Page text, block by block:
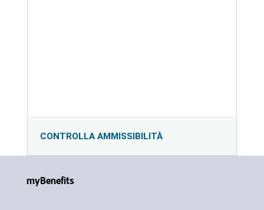
CONTROLLA AMMISSIBILITÀ
myBenefits